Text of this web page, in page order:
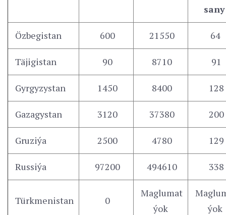
sany
Özbegistan 600 21550 64
Täjigistan 90 8710 91
Gyrgyzystan 1450 8400 128
Gazagystan 3120 37380 200
Gruziýa 2500 4780 129
Russiýa 97200 494610 338
Türkmenistan 0
Maglumat
ýok
ýok